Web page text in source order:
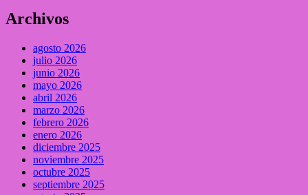
Archivos
agosto 2026
julio 2026
junio 2026
mayo 2026
abril 2026
marzo 2026
febrero 2026
enero 2026
diciembre 2025
noviembre 2025
octubre 2025
septiembre 2025